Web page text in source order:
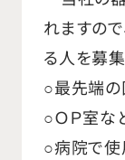
れますの
る人を募
○最先端
○ＯＰ室な
○病院で